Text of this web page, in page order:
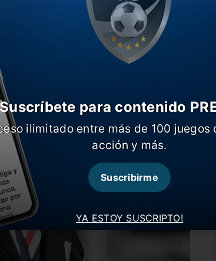
YA ESTOY SUSCRIPTO!
Suscríbete para contenido
ilimitado entre más de 100
acción y más.
Suscribirme